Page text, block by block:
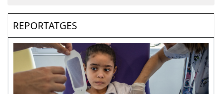
REPORTATGES